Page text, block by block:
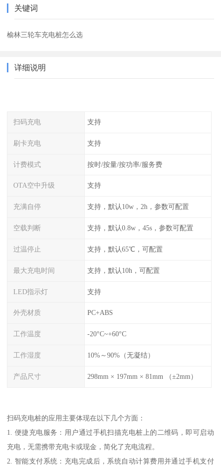
关键词
榆林三轮车充电桩怎么选
详细说明
扫码充电 支持
刷卡充电 支持
计费模式 按时/按量/按功率/服务费
OTA空中升级 支持
充满自停 支持，默认10w，2h，参数可配置
空载判断 支持，默认0.8w，45s，参数可配置
过温停止 支持，默认65℃，可配置
最大充电时间 支持，默认10h，可配置
LED指示灯 支持
外壳材质 PC+ABS
工作温度 -20°C~+60°C
工作湿度 10%～90%（无凝结）
产品尺寸 298mm × 197mm × 81mm （±2mm）
扫码充电桩的应用主要体现在以下几个方面：
1. 便捷充电服务：用户通过手机扫描充电桩上的二维码，即可启动
充电，无需携带充电卡或现金，简化了充电流程。
2. 智能支付系统：充电完成后，系统自动计算费用并通过手机支付